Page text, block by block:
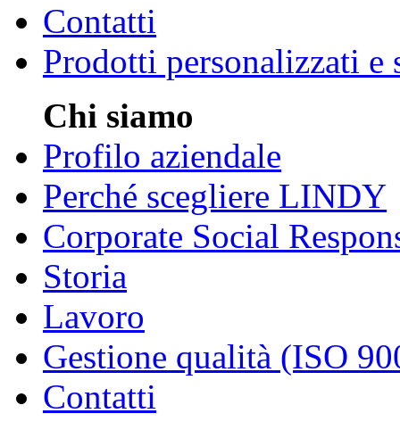
Contatti
Prodotti personalizzati e
Chi siamo
Profilo aziendale
Perché scegliere LINDY
Corporate Social
Storia
Lavoro
Gestione qualità (ISO
Contatti